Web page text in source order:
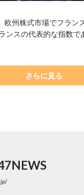
欧州株式市場でフラン
ンスの代表的な指数
さらに見る